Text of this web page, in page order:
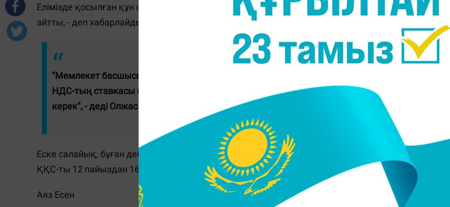
Елімізде қосылған құн салығы (ҚҚС) өспейді. Бұл туралы Үкімет басшысы Олжас Бектенов
айтты, - деп хабарлайды
"Мемлекет басшысының тапсырмасы бойынша қосылған құн салығының ставкасы, яғни
НДС-тың ставкасы көтерілмейді. Бюджет кірістерінің басқа көздерін іздеп табуымыз
керек", - деді Олжас Бектенов Үкімет отырысында.
Еске салайық, бұған дейін Үкіметтің кеңейтілген отырысында президент Қасым-Жомарт Тоқаев
ҚҚС-ты 12 пайыздан 16 пайызға көтеру панацея емес екенін мәлімдеген еді.
Аяз Есен